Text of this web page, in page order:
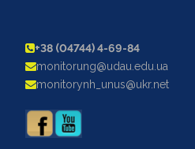
АКРЕДИТАЦІЙНІ
АКАДЕМІЧНА
+38 (04744) 4-69-84
monitorung@udau.edu.ua
monitorynh_unus@ukr.net